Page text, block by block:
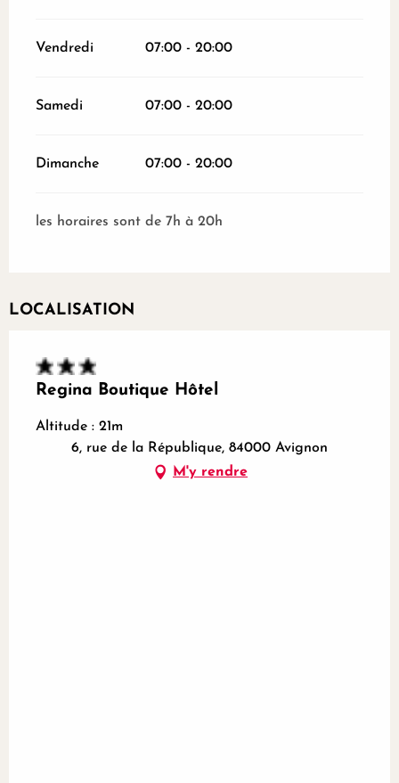
Vendredi 07:00 - 20:00
Samedi 07:00 - 20:00
Dimanche 07:00 - 20:00
les horaires sont de 7h à 20h
LOCALISATION
Regina Boutique Hôtel
Altitude : 21m
6, rue de la République, 84000 Avignon
M'y rendre